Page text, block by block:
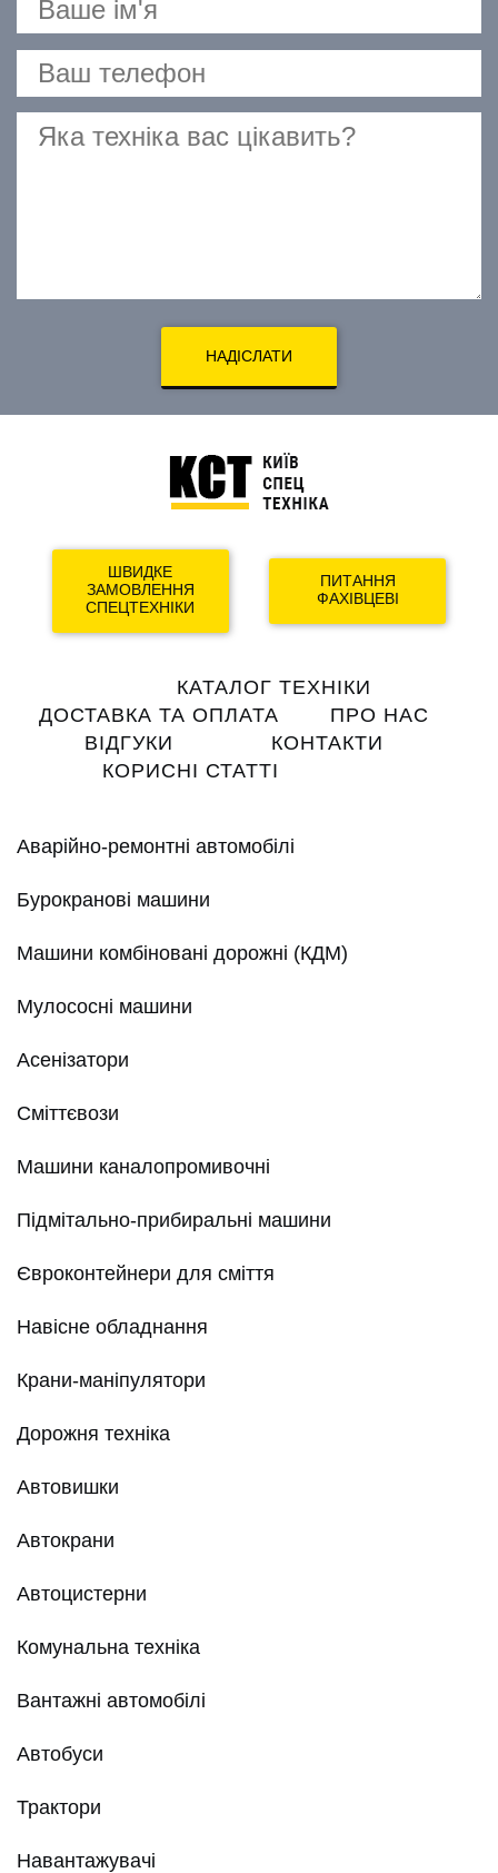
НАДІСЛАТИ
ШВИДКЕ
ЗАМОВЛЕННЯ
СПЕЦТЕХНІКИ
ПИТАННЯ
ФАХІВЦЕВІ
navigation
КАТАЛОГ ТЕХНІКИ
ДОСТАВКА ТА ОПЛАТА
ПРО НАС
ВІДГУКИ
КОНТАКТИ
КОРИСНІ СТАТТІ
Аварійно-ремонтні автомобілі
Бурокранові машини
Машини комбіновані дорожні (КДМ)
Мулососні машини
Асенізатори
Сміттєвози
Машини каналопромивочні
Підмітально-прибиральні машини
Євроконтейнери для сміття
Навісне обладнання
Крани-маніпулятори
Дорожня техніка
Автовишки
Автокрани
Автоцистерни
Комунальна техніка
Вантажні автомобілі
Автобуси
Трактори
Навантажувачі